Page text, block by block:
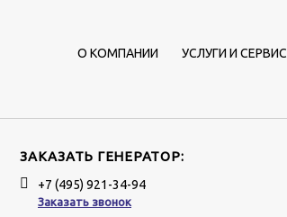
О КОМПАНИИ УСЛУГИ И СЕРВИС
ЗАКАЗАТЬ ГЕНЕРАТОР:
+7 (495) 921-34-94
Заказать звонок